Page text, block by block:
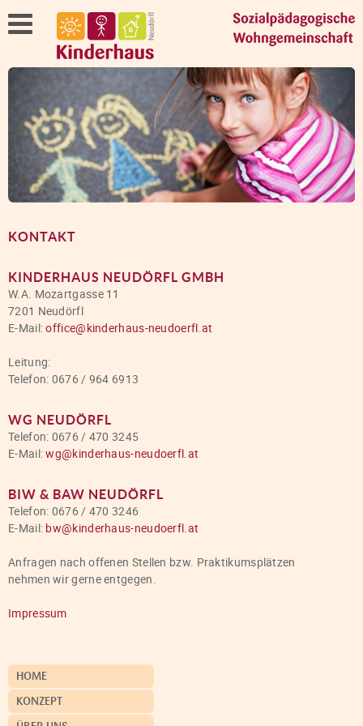
KONTAKT
KINDERHAUS NEUDÖRFL GMBH
W.A. Mozartgasse 11
7201 Neudörfl
E-Mail:office@kinderhaus-neudoerfl.at
Leitung:
Telefon: 0676 / 964 6913
WG NEUDÖRFL
Telefon: 0676 / 470 3245
E-Mail:wg@kinderhaus-neudoerfl.at
BIW & BAW NEUDÖRFL
Telefon: 0676 / 470 3246
E-Mail: bw@kinderhaus-neudoerfl.at
Anfragen nach offenen Stellen bzw. Praktikumsplätzen
nehmen wir gerne entgegen.
Impressum
HOME
KONZEPT